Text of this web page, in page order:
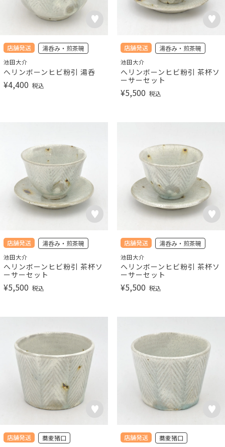
店舗発送 湯呑み・煎茶碗
池田大介
へリンボーンヒビ粉引 湯呑
¥4,400 税込
店舗発送 湯呑み・煎茶碗
池田大介
へリンボーンヒビ粉引 茶杯ソ
ーサーセット
¥5,500 税込
店舗発送 湯呑み・煎茶碗
池田大介
へリンボーンヒビ粉引 茶杯ソ
ーサーセット
¥5,500 税込
店舗発送 湯呑み・煎茶碗
池田大介
へリンボーンヒビ粉引 茶杯ソ
ーサーセット
¥5,500 税込
店舗発送 蕎麦猪口 店舗発送 蕎麦猪口